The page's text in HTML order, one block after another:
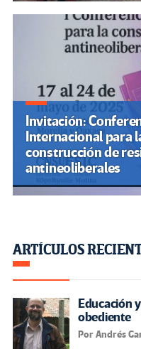
Invitación:
Internacional para
construcción de
antineoliberales
ARTÍCULOS
Educación
obediente
Por Andrés